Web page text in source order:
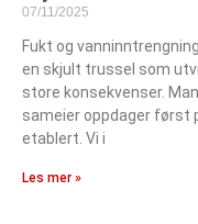
07/11/2025
Fukt og
en skjult trussel som
store konsekvenser.
sameier oppdager først
etablert. Vi i
Les mer »